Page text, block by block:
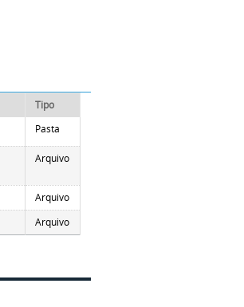
Tipo
Pasta
Arquivo
Arquivo
Arquivo